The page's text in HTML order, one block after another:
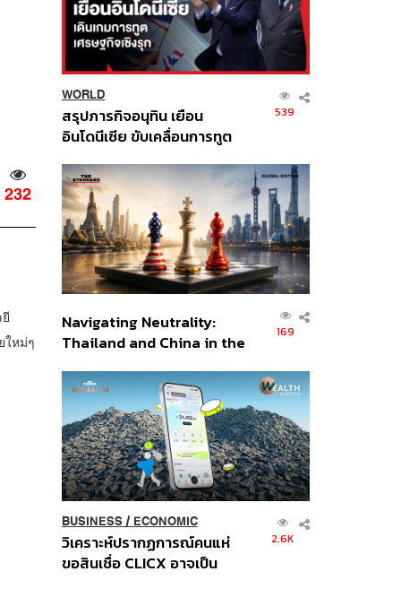
232
ใหม่ๆ
WORLD
สรุปภารกิจอนุทิน เยือน
อินโดนีเซีย ขับเคลื่อนการทูต
ส่วนยุทธศาสตร์ไทย –
อินโดนีเซีย
539
Navigating Neutrality:
Thailand and China in the
Order
169
BUSINESS/ ECONOMIC
วิเคราะห์ปรากฏการณ์คนแห่
ขอสินเชื่อ CLICX อาจเป็น
2.6K